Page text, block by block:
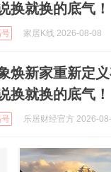
换就换的底气！
号 家居K线 2026-08-08
焕新家重新定
换就换的底气！
号 乐居财经官方 2026-